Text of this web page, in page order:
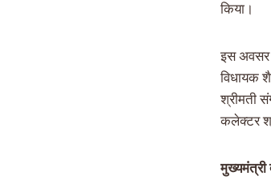
किया।
इस अवसर
विधायक
श्रीमती
कलेक्टर
मुख्यमंत्री